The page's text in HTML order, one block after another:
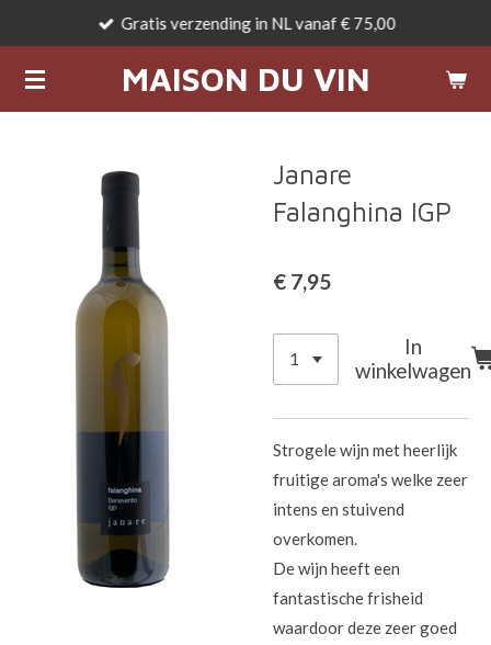
naar
de
MAISON DU VIN
Gratis verzending in NL vanaf € 75,00
Janare
Falanghina IGP
€ 7,95
In
winkelwagen
Strogele wijn met heerlijk
fruitige aroma's welke zeer
intens en stuivend
overkomen.
De wijn heeft een
fantastische frisheid
waardoor deze zeer goed